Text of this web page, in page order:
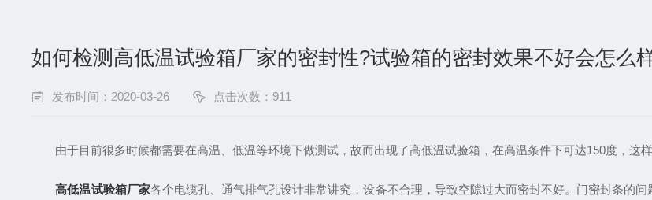
如何检测高低温试验箱厂家的密封性?试验箱的密封效果不好会怎么
发布时间：2020-03-26 点击次数：911
由于目前很多时候都需要在高温、低温等环境下做测试，故而出现了高低温试验箱，在高温条件下可达150度，这
高低温试验箱厂家各个电缆孔、通气排气孔设计非常讲究，设备不合理，导致空隙过大而密封不好。门密封条的